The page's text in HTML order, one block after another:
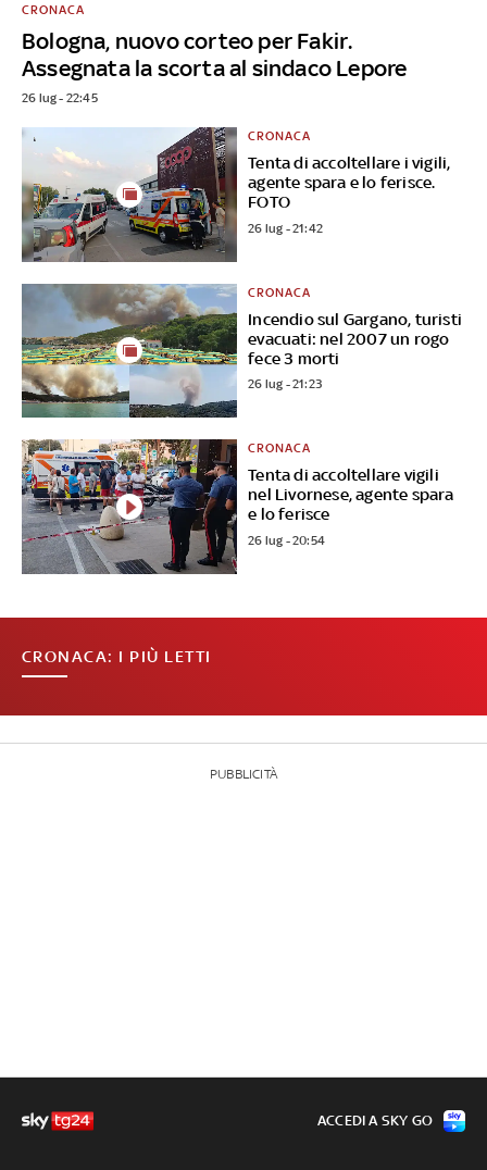
Bologna, nuovo corteo per Fakir.
Assegnata la scorta al sindaco Lepore
CRONACA
26 lug - 22:45
Tenta di accoltellare i vigili,
agente spara e lo ferisce.
FOTO
CRONACA
26 lug - 21:42
Incendio sul Gargano, turisti
evacuati: nel 2007 un rogo
fece 3 morti
CRONACA
26 lug - 21:23
Tenta di accoltellare vigili
nel Livornese, agente spara
e lo ferisce
CRONACA
26 lug - 20:54
CRONACA: I PIÙ LETTI
PUBBLICITÀ
ACCEDI A SKY GO